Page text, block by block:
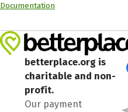
Documentation
betterplace.org is
charitable and non-
profit.
Our payment